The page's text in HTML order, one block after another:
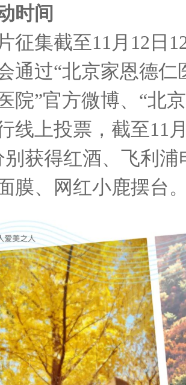
时间
集截至11月12日
通过“北京家恩德仁
院”官方微博、“北
线上投票，截至11
别获得红酒、飞利
膜、网红小鹿摆台